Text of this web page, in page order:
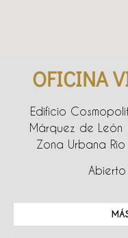
OFICINA
Edificio
Márquez de León
Zona Urbana Rio
Abierto